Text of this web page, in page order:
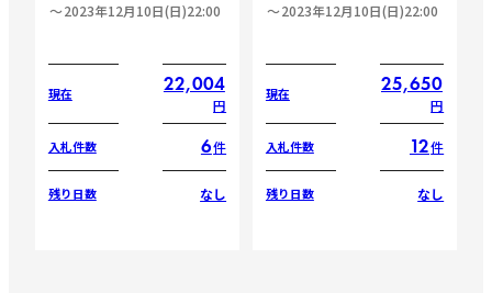
2023年12月10日(日)22:00
現在 22,004
円
入札件数 6件
残り日数 なし
2023年12月10日(日)22:00
現在 25,650
円
入札件数 12件
残り日数 なし